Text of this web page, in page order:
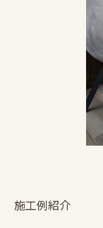
施工例紹介